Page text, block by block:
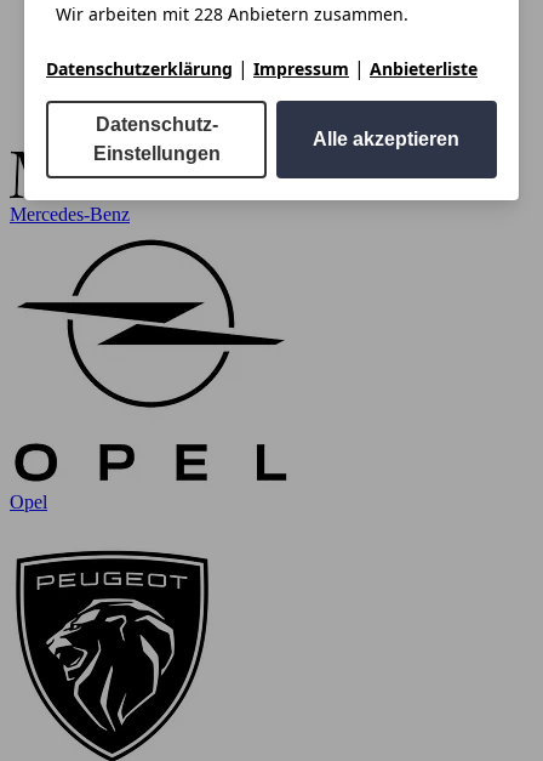
Mercedes-Benz
Opel
Wir arbeiten mit 228 Anbietern zusammen.
Datenschutzerklärung | Impressum | Anbieterliste
Datenschutz-
Einstellungen
Alle akzeptieren